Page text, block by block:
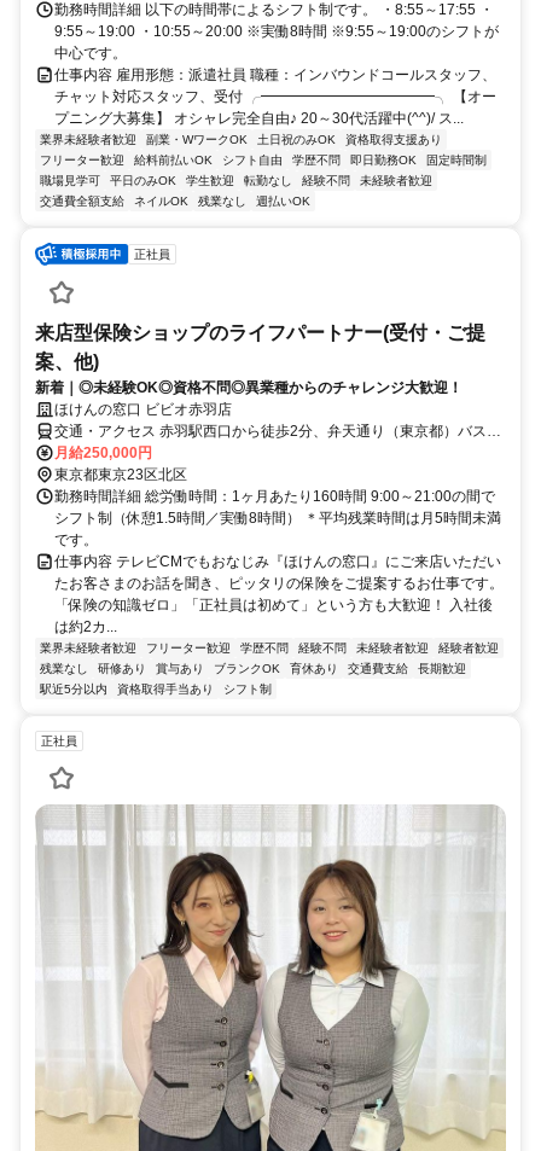
勤務時間詳細 以下の時間帯によるシフト制です。 ・8:55～17:55 ・
9:55～19:00 ・10:55～20:00 ※実働8時間 ※9:55～19:00のシフトが
中心です。
仕事内容 雇用形態：派遣社員 職種：インバウンドコールスタッフ、
チャット対応スタッフ、受付 ╭━━━━━━━━━━━━╮ 【オー
プニング大募集】 オシャレ完全自由♪ 20～30代活躍中(^^)/ ス...
業界未経験者歓迎 副業・WワークOK 土日祝のみOK
資格取得支援あり
フリーター歓迎
給料前払いOK シフト自由 学歴不問 即日勤務OK
固定時間制
職場見学可
平日のみOK 学生歓迎 転勤なし 経験不問
未経験者歓迎
交通費全額支給
ネイルOK 残業なし 週払いOK
正社員
来店型保険ショップのライフパートナー(受付・ご提
案、他)
新着｜◎未経験OK◎資格不問◎異業種からのチャレンジ大歓迎！
ほけんの窓口 ビビオ赤羽店
交通・アクセス 赤羽駅西口から徒歩2分、弁天通り（東京都）バス停
から徒歩1分
月給250,000円
東京都東京23区北区
勤務時間詳細 総労働時間：1ヶ月あたり160時間 9:00～21:00の間で
シフト制（休憩1.5時間／実働8時間） ＊平均残業時間は月5時間未満
です。
仕事内容 テレビCMでもおなじみ『ほけんの窓口』にご来店いただい
たお客さまのお話を聞き、ピッタリの保険をご提案するお仕事です。
「保険の知識ゼロ」「正社員は初めて」という方も大歓迎！ 入社後
は約2カ...
業界未経験者歓迎 フリーター歓迎 学歴不問 経験不問 未経験者歓迎
経験者歓迎
残業なし
研修あり 賞与あり ブランクOK 育休あり 交通費支給
長期歓迎
駅近5分以内
資格取得手当あり シフト制
正社員